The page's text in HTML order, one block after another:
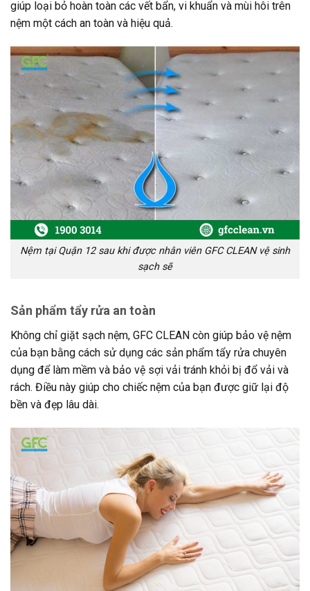
giúp loại bỏ hoàn toàn các vết bẩn, vi khuẩn và mùi hôi trên
nệm một cách an toàn và hiệu quả.
Nệm tại Quận 12 sau khi được nhân viên GFC CLEAN vệ sinh
sạch sẽ
Sản phẩm tẩy rửa an toàn
Không chỉ giặt sạch nệm, GFC CLEAN còn giúp bảo vệ nệm
của bạn bằng cách sử dụng các sản phẩm tẩy rửa chuyên
dụng để làm mềm và bảo vệ sợi vải tránh khỏi bị đổ vải và
rách. Điều này giúp cho chiếc nệm của bạn được giữ lại độ
bền và đẹp lâu dài.